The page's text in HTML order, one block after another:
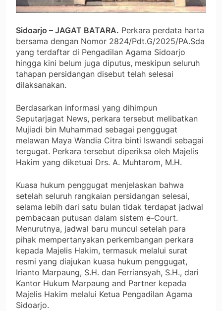
Sidoarjo – JAGAT BATARA. Perkara perdata harta
bersama dengan Nomor 2824/Pdt.G/2025/PA.Sda
yang terdaftar di Pengadilan Agama Sidoarjo
hingga kini belum juga diputus, meskipun seluruh
tahapan persidangan disebut telah selesai
dilaksanakan.
Berdasarkan informasi yang dihimpun
Seputarjagat News, perkara tersebut melibatkan
Mujiadi bin Muhammad sebagai penggugat
melawan Maya Wandia Citra binti Iswandi sebagai
tergugat. Perkara tersebut diperiksa oleh Majelis
Hakim yang diketuai Drs. A. Muhtarom, M.H.
Kuasa hukum penggugat menjelaskan bahwa
setelah seluruh rangkaian persidangan selesai,
selama lebih dari satu bulan tidak terdapat jadwal
pembacaan putusan dalam sistem e-Court.
Menurutnya, jadwal baru muncul setelah para
pihak mempertanyakan perkembangan perkara
kepada Majelis Hakim, termasuk melalui surat
resmi yang diajukan kuasa hukum penggugat,
Irianto Marpaung, S.H. dan Ferriansyah, S.H., dari
Kantor Hukum Marpaung and Partner kepada
Majelis Hakim melalui Ketua Pengadilan Agama
Sidoarjo.